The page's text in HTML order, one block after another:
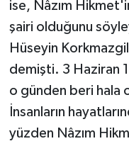
ise, Nâzım
şairi olduğunu
Hüseyin
demişti. 3 Haziran
o günden beri hala
İnsanların
yüzden Nâzım